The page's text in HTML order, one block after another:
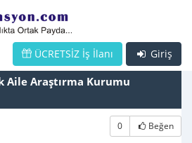
Giriş
ÜCRETSİZ İş İlanı
Aile Araştırma Kurumu
0 Beğen